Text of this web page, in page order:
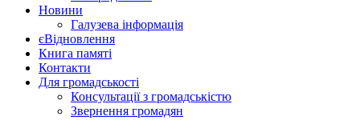
Новини
Галузева інформація
єВідновлення
Книга памяті
Контакти
Для громадськості
Консультації з громадськістю
Звернення громадян